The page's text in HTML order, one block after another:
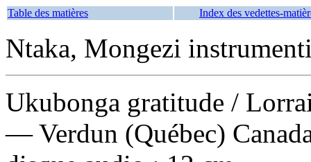
Table des matières Index des vedettes-
Ntaka, Mongezi
Ukubonga gratitude /
— Verdun (Québec)